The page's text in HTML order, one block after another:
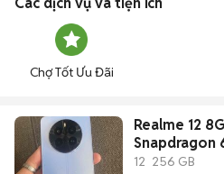
Chợ Tốt Ưu Đãi
Realme 12
Snapdragon
12 256 GB